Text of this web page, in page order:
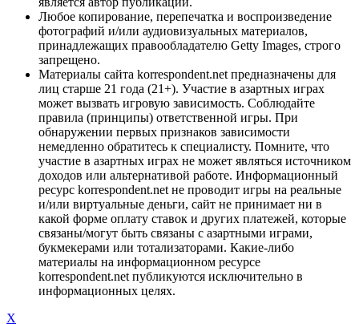
Любое копирование, перепечатка и воспроизведение
фотографий и/или аудиовизуальных материалов,
принадлежащих правообладателю Getty Images, строго
запрещено.
Материалы сайта korrespondent.net предназначены для
лиц старше 21 года (21+). Участие в азартных играх
может вызвать игровую зависимость. Соблюдайте
правила (принципы) ответственной игры. При
обнаружении первых признаков зависимости
немедленно обратитесь к специалисту. Помните, что
участие в азартных играх не может являться источником
доходов или альтернативой работе. Информационный
ресурс korrespondent.net не проводит игры на реальные
и/или виртуальные деньги, сайт не принимает ни в
какой форме оплату ставок и других платежей, которые
связаны/могут быть связаны с азартными играми,
букмекерами или тотализаторами. Какие-либо
материалы на информационном ресурсе
korrespondent.net публикуются исключительно в
информационных целях.
X